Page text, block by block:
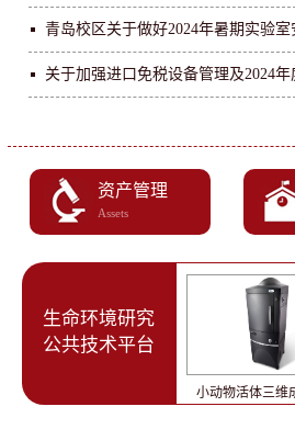
青岛校区关于做好2024年暑期实验室
关于加强进口免税设备管理及2024
资产管理
Assets
生命环境研究
公共技术平台
小动物活体三维